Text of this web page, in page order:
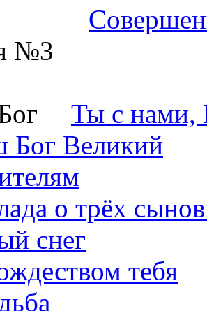
Ты с нами,
Бог Великий
о трёх
снег
тебя